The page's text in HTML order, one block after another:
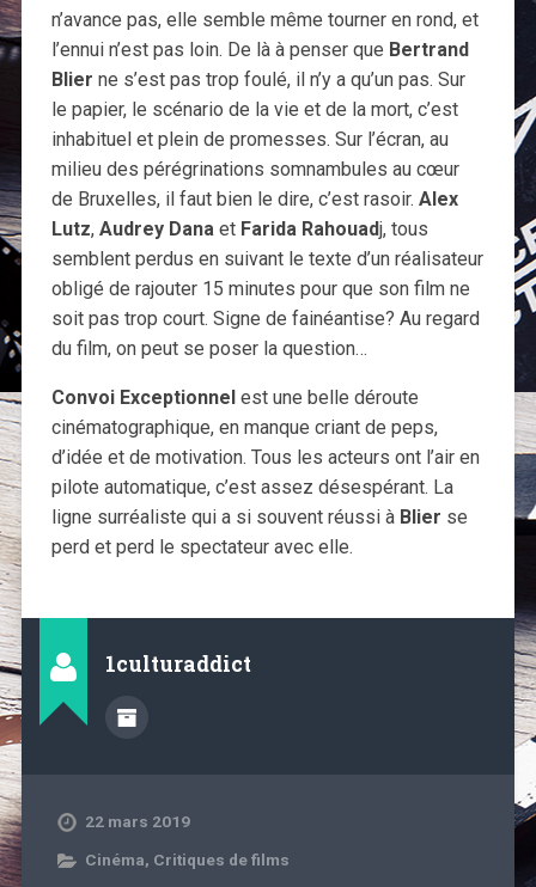
n’avance pas, elle semble même tourner en rond, et
l’ennui n’est pas loin. De là à penser que Bertrand
Blier ne s’est pas trop foulé, il n’y a qu’un pas. Sur
le papier, le scénario de la vie et de la mort, c’est
inhabituel et plein de promesses. Sur l’écran, au
milieu des pérégrinations somnambules au cœur
de Bruxelles, il faut bien le dire, c’est rasoir. Alex
Lutz, Audrey Danaet Farida Rahouadj, tous
semblent perdus en suivant le texte d’un réalisateur
obligé de rajouter 15 minutes pour que son film ne
soit pas trop court. Signe de fainéantise? Au regard
du film, on peut se poser la question…
Convoi Exceptionnel est une belle déroute
cinématographique, en manque criant de peps,
d’idée et de motivation. Tous les acteurs ont l’air en
pilote automatique, c’est assez désespérant. La
ligne surréaliste qui a si souvent réussi à Blier se
perd et perd le spectateur avec elle.
1culturaddict
22 mars 2019
Cinéma, Critiques de films